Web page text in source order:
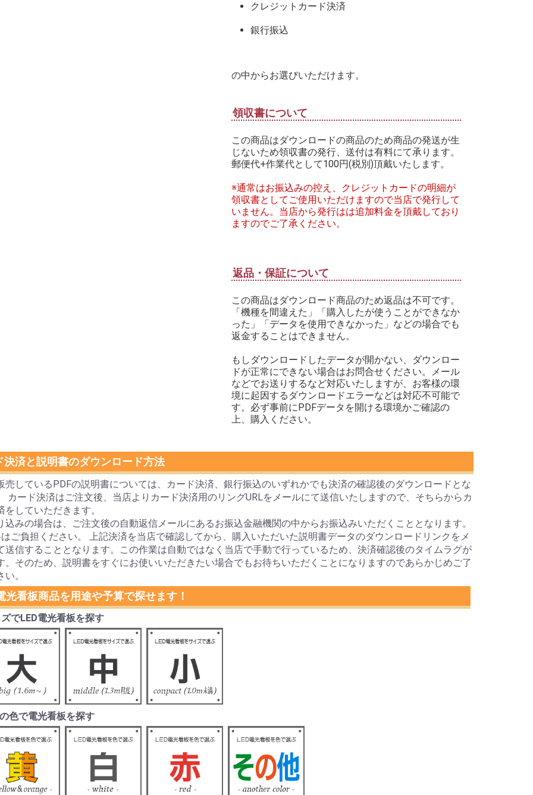
クレジットカード決済
銀行振込
の中からお選びいただけます。
領収書について
この商品はダウンロードの商品のため商品の発送が生
じないため領収書の発行、送付は有料にて承ります。
郵便代+作業代として100円(税別)頂戴いたします。
※通常はお振込みの控え、クレジットカードの明細が
領収書としてご使用いただけますので当店で発行して
いません。当店から発行はは追加料金を頂戴しており
ますのでご了承ください。
返品・保証について
この商品はダウンロード商品のため返品は不可です。
「機種を間違えた」「購入したが使うことができなか
った」「データを使用できなかった」などの場合でも
返金することはできません。
もしダウンロードしたデータが開かない、ダウンロー
ドが正常にできない場合はお問合せください。メール
などでお送りするなど対応いたしますが、お客様の環
境に起因するダウンロードエラーなどは対応不可能で
す。必ず事前にPDFデータを開ける環境かご確認の
上、購入ください。
決済と説明書のダウンロード方法
売しているPDFの説明書については、カード決済、銀行振込のいずれかでも決済の確認後のダウンロードとな
カード決済はご注文後、当店よりカード決済用のリングURLをメールにて送信いたしますので、そちらからカ
をしていただきます。
込みの場合は、ご注文後の自動返信メールにあるお振込金融機関の中からお振込みいただくこととなります。
ご負担ください。 上記決済を当店で確認してから、購入いただいた説明書データのダウンロードリンクをメ
送信することとなります。この作業は自動ではなく当店で手動で行っているため、決済確認後のタイムラグが
。そのため、説明書をすぐにお使いいただきたい場合でもお待ちいただくことになりますのであらかじめご了
。
光看板商品を用途や予算で探せます！
でLED電光看板を探す
色で電光看板を探す